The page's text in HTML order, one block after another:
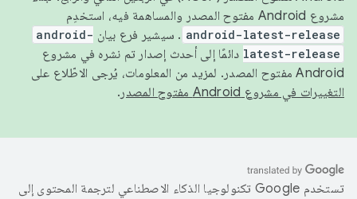
مشروع Android مفتوح المصدر والمساهمة فيه، استخدِم
android-latest-release . سيشير فرع بيان android-
latest-release دائمًا إلى أحدث إصدار تم نشره في مشروع
Android مفتوح المصدر. لمزيد من المعلومات، يُرجى الاطّلاع على
التغييرات في مشروع Android مفتوح المصدر
.
تستخدم Google تكنولوجيا الذكاء الاصطناعي لترجمة المحتوى إلى